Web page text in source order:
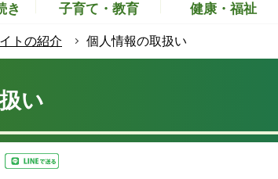
き 子育て・教育 健康・福祉
トの紹介 個人情報の取扱い
い